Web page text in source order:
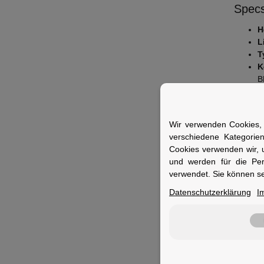
Fuer
Ideal
Wir verwenden
verschiedene
Cookies verwenden wir,
und werden für die
verwendet. Sie können
Datenschutzerklärung